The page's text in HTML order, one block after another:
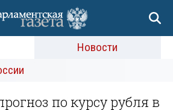
Новости
по курсу рубля в